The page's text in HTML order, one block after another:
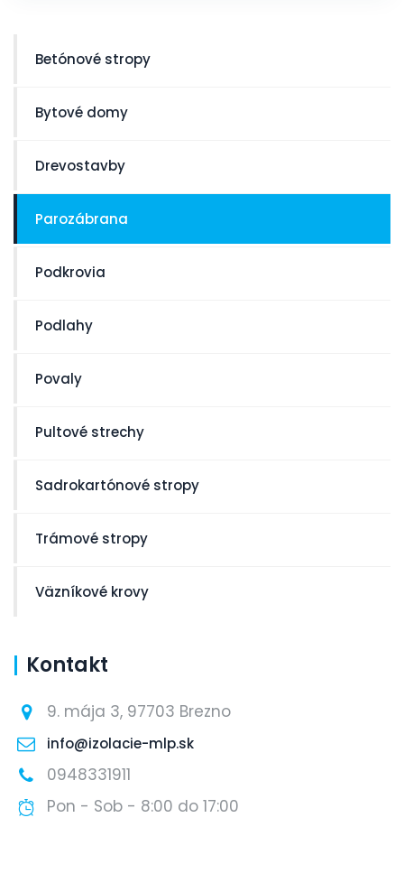
Betónové stropy
Bytové domy
Drevostavby
Parozábrana
Podkrovia
Podlahy
Povaly
Pultové strechy
Sadrokartónové stropy
Trámové stropy
Väzníkové krovy
Kontakt
9. mája 3, 97703 Brezno
info@izolacie-mlp.sk
0948331911
Pon - Sob - 8:00 do 17:00